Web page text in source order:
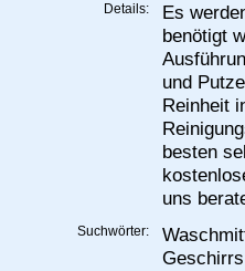
Details:
Es
benötigt
und
Reinheit
besten
uns
Suchwörter: